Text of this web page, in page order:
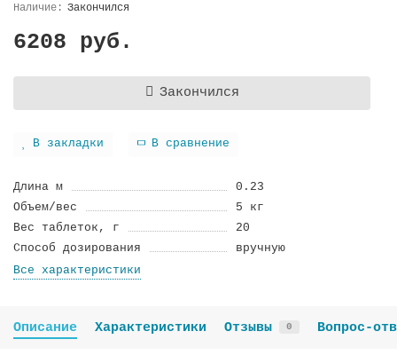
Закончился
6208 руб.
Закончился
В закладки В сравнение
Длина м
0.23
Объем/вес
5 кг
Вес таблеток, г
20
Способ дозирования
вручную
Все характеристики
Описание Характеристики Отзывы 0 Вопрос-